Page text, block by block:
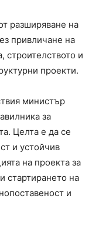
разширяване на
привличане на
строителството и
проекти.
министър
за
Целта е да се
и устойчив
на проекта за
стартирането на
и